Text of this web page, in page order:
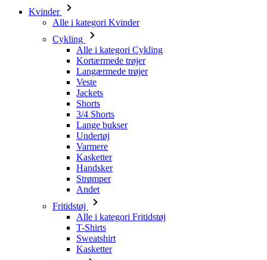
Kvinder
Alle i kategori Kvinder
Cykling
Alle i kategori Cykling
Kortærmede trøjer
Langærmede trøjer
Veste
Jackets
Shorts
3/4 Shorts
Lange bukser
Undertøj
Varmere
Kasketter
Handsker
Strømper
Andet
Fritidstøj
Alle i kategori Fritidstøj
T-Shirts
Sweatshirt
Kasketter